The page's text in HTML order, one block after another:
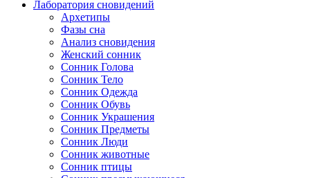
Лаборатория сновидений
Архетипы
Фазы сна
Анализ сновидения
Женский сонник
Сонник Голова
Сонник Тело
Сонник Одежда
Сонник Обувь
Сонник Украшения
Сонник Предметы
Сонник Люди
Сонник животные
Сонник птицы